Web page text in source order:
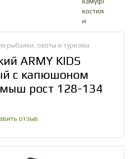
рыбалки, охоты и туризма
ARMY KIDS
с капюшоном
рост 128-134
отзыв